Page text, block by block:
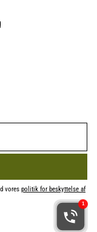
vores politik for beskyttelse af